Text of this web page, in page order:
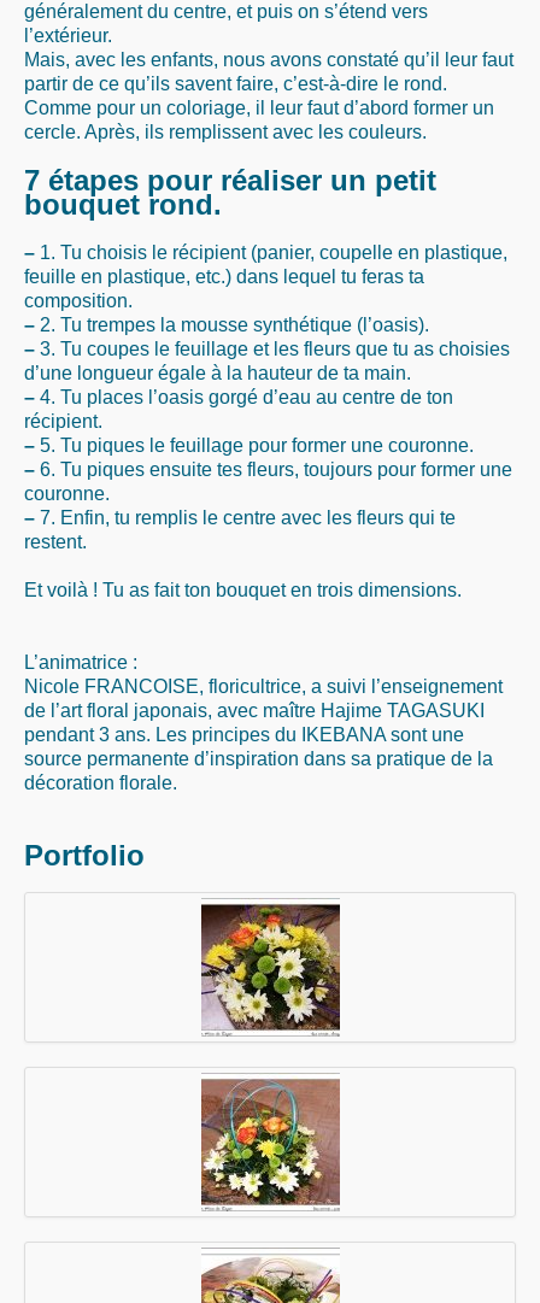
généralement du centre, et puis on s’étend vers
l’extérieur.
Mais, avec les enfants, nous avons constaté qu’il leur faut
partir de ce qu’ils savent faire, c’est-à-dire le rond.
Comme pour un coloriage, il leur faut d’abord former un
cercle. Après, ils remplissent avec les couleurs.
7 étapes pour réaliser un petit
bouquet rond.
– 1. Tu choisis le récipient (panier, coupelle en plastique,
feuille en plastique, etc.) dans lequel tu feras ta
composition.
– 2. Tu trempes la mousse synthétique (l’oasis).
– 3. Tu coupes le feuillage et les fleurs que tu as choisies
d’une longueur égale à la hauteur de ta main.
– 4. Tu places l’oasis gorgé d’eau au centre de ton
récipient.
– 5. Tu piques le feuillage pour former une couronne.
– 6. Tu piques ensuite tes fleurs, toujours pour former une
couronne.
– 7. Enfin, tu remplis le centre avec les fleurs qui te
restent.
Et voilà ! Tu as fait ton bouquet en trois dimensions.
L’animatrice :
Nicole FRANCOISE, floricultrice, a suivi l’enseignement
de l’art floral japonais, avec maître Hajime TAGASUKI
pendant 3 ans. Les principes du IKEBANA sont une
source permanente d’inspiration dans sa pratique de la
décoration florale.
Portfolio